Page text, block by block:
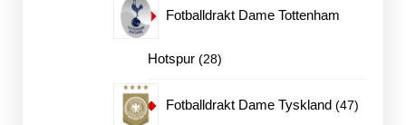
Fotballdrakt Dame Tottenham
Hotspur 2828
produkter
Fotballdrakt Dame Tyskland 4747